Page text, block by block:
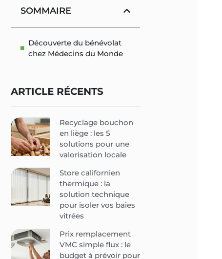
SOMMAIRE
Découverte du bénévolat
chez Médecins du Monde
ARTICLE RÉCENTS
Recyclage bouchon
en liège : les 5
solutions pour une
valorisation locale
Store californien
thermique : la
solution technique
pour isoler vos baies
vitrées
Prix remplacement
VMC simple flux : le
budget à prévoir pour